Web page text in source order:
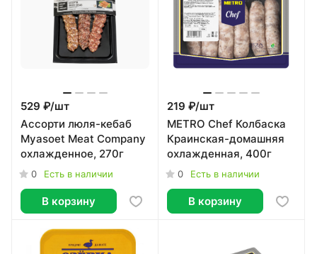
529 ₽/шт
Ассорти люля-кебаб
Myasoet Meat Company
охлажденное, 270г
0 Есть в наличии
В корзину
219 ₽/шт
METRO Chef Колбаска
Краинская-домашняя
охлажденная, 400г
0 Есть в наличии
В корзину